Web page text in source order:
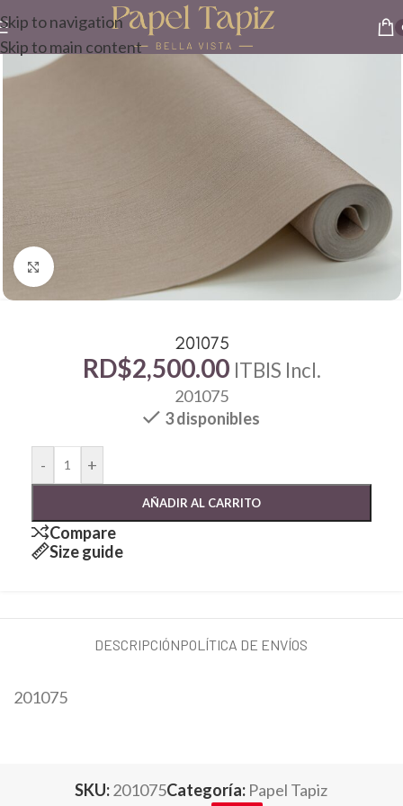
Skip to navigation
Skip to main content
Click to enlarge
201075
RD$2,500.00 ITBIS Incl.
201075
3 disponibles
- +
AÑADIR AL CARRITO
Compare
Size guide
DESCRIPCIÓNPOLÍTICA DE ENVÍOS
201075
SKU:201075Categoría: Papel Tapiz